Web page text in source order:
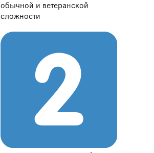
обычной и ветеранской
сложности